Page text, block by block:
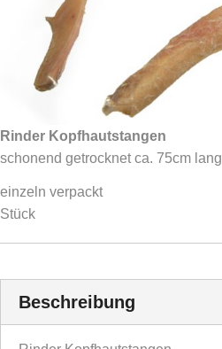
Rinder Kopfhautstangen
schonend getrocknet ca. 75cm lang
einzeln verpackt
Stück
Beschreibung